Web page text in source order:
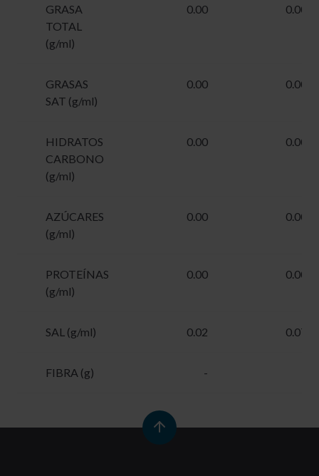
GRASA
TOTAL
(g/ml)
0.00 0.00
GRASAS
SAT (g/ml)
0.00 0.00
HIDRATOS
CARBONO
(g/ml)
0.00 0.00
AZÚCARES
(g/ml)
0.00 0.00
PROTEÍNAS
(g/ml)
0.00 0.00
SAL (g/ml) 0.02 0.07
FIBRA (g) -